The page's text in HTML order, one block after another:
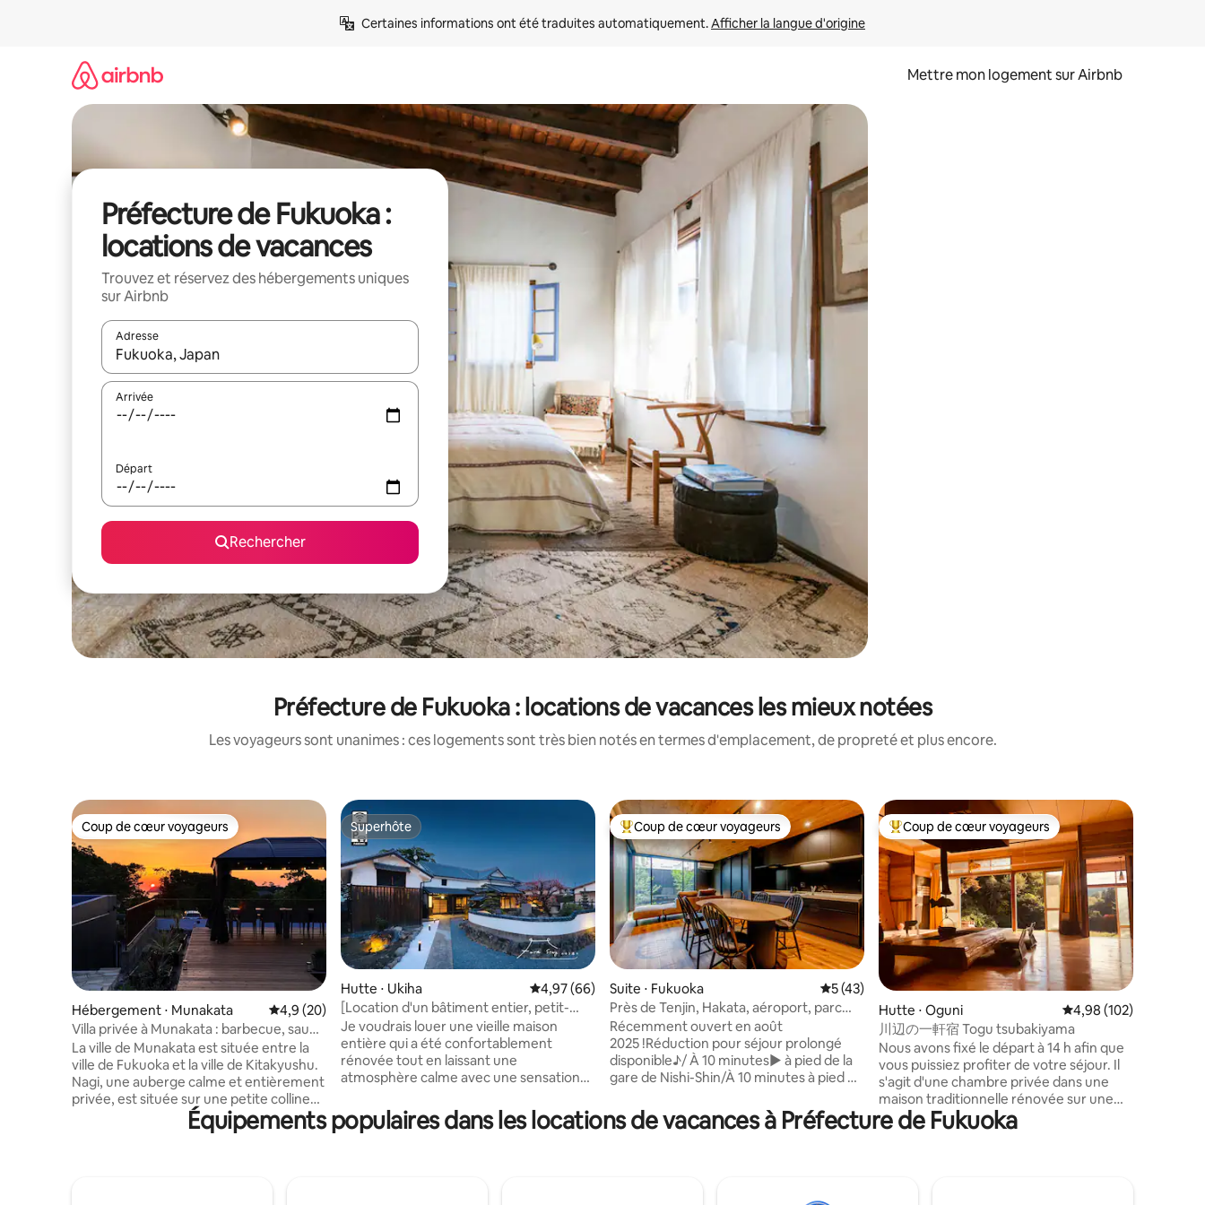
Certaines informations ont été traduites automatiquement. Afficher la langue d'origine
Mettre mon logement sur Airbnb
Préfecture de Fukuoka :
locations de vacances
Trouvez et réservez des hébergements uniques
sur Airbnb
Adresse
Lorsque les résultats s'affichent, utilisez les flèches vers le haut et vers le bas pour les parcourir ou en appuyant et en faisant glisser.
Arrivée
Départ
Rechercher
Préfecture de Fukuoka : locations de vacances les mieux notées
Les voyageurs sont unanimes : ces logements sont très bien notés en termes d'emplacement, de propreté et plus encore.
Coup de cœur voyageurs
Coup de cœur voyageurs
Hébergement ⋅ Munakata Évaluation moyenne sur la base de 20 commentaires : 4,9 sur 5
4,9 (20)
Villa privée à Munakata : barbecue, sauna
et coucher de soleil
La ville de Munakata est située entre la
ville de Fukuoka et la ville de Kitakyushu.
Nagi, une auberge calme et entièrement
privée, est située sur une petite colline
surplombant la mer de Genkai. Les jours
ensoleillés, vous pourrez voir la mer de
Superhôte
Superhôte
Hutte ⋅ Ukiha Évaluation moyenne sur la base de 66 commentaires : 4,97 sur 5
4,97 (66)
[Location d'un bâtiment entier, petit-
déjeuner inclus] ~ 10 personnes peuvent
l'utiliser ! Profitez-en en famille ou entre
amis !
Je voudrais louer une vieille maison
entière qui a été confortablement
rénovée tout en laissant une
atmosphère calme avec une sensation
pour les familles et les groupes d'amis !
De 14 h à l'arrivée anticipée, il est
Coups de cœur voyageurs les plus appréciés
Coup de cœur voyageurs
Suite ⋅ Fukuoka Évaluation moyenne sur la base de 43 commentaires : 5 sur 5
5 (43)
Près de Tenjin, Hakata, aéroport, parc
Ohori/parking
Récemment ouvert en août
2025 !Réduction pour séjour prolongé
disponible♪/ À 10 minutes▶ à pied de la
gare de Nishi-Shin/À 10 minutes à pied du
m²/jusqu'à 6 personnes/1 place de
parking gratuite Accès ▶direct aux
le vélo partagé « Chari Chari » !Parking à
Coups de cœur voyageurs les plus appréciés
Coup de cœur voyageurs
Hutte ⋅ Oguni Évaluation moyenne
4,98 (102)
川辺の一軒宿 Togu tsubakiyama
Nous avons fixé le départ à 14 h afin que
vous puissiez profiter de votre séjour. Il
s'agit d'une chambre privée dans une
maison traditionnelle rénovée sur une
propriété entourée d'arbres, située sur
un mur de pierre à l'endroit où deux
Équipements populaires dans les locations de vacances à Préfecture de Fukuoka